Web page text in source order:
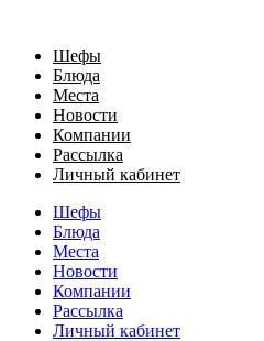
Шефы
Блюда
Места
Новости
Компании
Рассылка
Личный кабинет
Шефы
Блюда
Места
Новости
Компании
Рассылка
Личный кабинет